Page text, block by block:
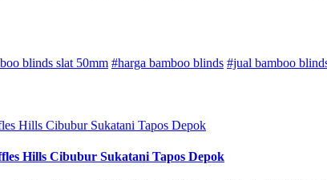
blinds slat 50mm #harga bamboo blinds #jual bamboo
Hills Cibubur Sukatani Tapos Depok